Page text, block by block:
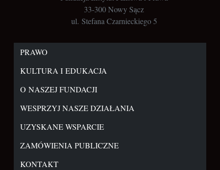
33-300 Nowy Sącz
ul. Stefana Czarnieckiego 5
PRAWO
KULTURA I EDUKACJA
O NASZEJ FUNDACJI
WESPRZYJ NASZE DZIAŁANIA
UZYSKANE WSPARCIE
ZAMÓWIENIA PUBLICZNE
KONTAKT